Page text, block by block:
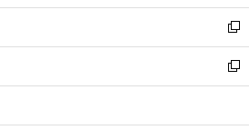
開
く
ウ
で
開
く
ン
ド
ウ
で
開
ウ
ィ
ン
ド
ウ
開
し
い
ウ
ィ
ン
ウ
新
し
い
ウ
ン
新
し